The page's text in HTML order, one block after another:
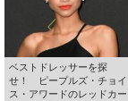
ベストドレッサーを探
せ！ ピープルズ・チョイ
ス・アワードのレッドカー